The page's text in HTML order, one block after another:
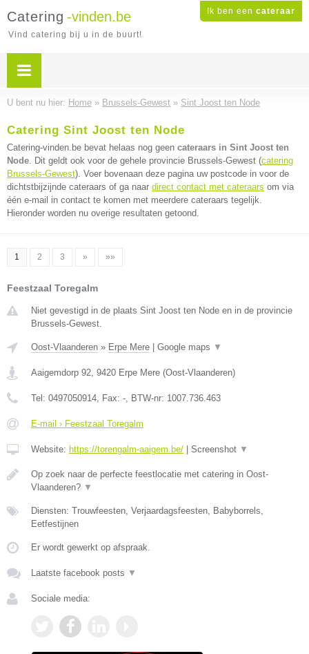
Ik ben een cateraar
Catering -vinden.be
Vind catering bij u in de buurt!
U bent nu hier: Home » Brussels-Gewest » Sint Joost ten Node
Catering Sint Joost ten Node
Catering-vinden.be bevat helaas nog geen cateraars in Sint Joost ten
Node. Dit geldt ook voor de gehele provincie Brussels-Gewest (catering
Brussels-Gewest). Voer bovenaan deze pagina uw postcode in voor de
dichtstbijzijnde cateraars of ga naar direct contact met cateraars om via
één e-mail in contact te komen met meerdere cateraars tegelijk.
Hieronder worden nu overige resultaten getoond.
1 2 3 » »»
Feestzaal Toregalm
Niet gevestigd in de plaats Sint Joost ten Node en in de provincie
Brussels-Gewest.
Oost-Vlaanderen » Erpe Mere Google maps ▼
Aaigemdorp 92, 9420 Erpe Mere (Oost-Vlaanderen)
Tel: 0497050914, Fax: -, BTW-nr: 1007.736.463
E-mail › Feestzaal Toregalm
Website: https://torengalm-aaigem.be/ Screenshot ▼
Op zoek naar de perfecte feestlocatie met catering in Oost-
Vlaanderen? ▼
Diensten: Trouwfeesten, Verjaardagsfeesten, Babyborrels,
Eetfestijnen
Er wordt gewerkt op afspraak.
Laatste facebook posts ▼
Sociale media: